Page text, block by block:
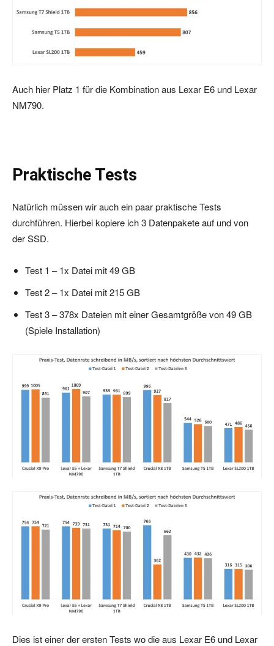
Auch hier Platz 1 für die Kombination aus Lexar E6 und Lexar
NM790.
Praktische Tests
Natürlich müssen wir auch ein paar praktische Tests
durchführen. Hierbei kopiere ich 3 Datenpakete auf und von
der SSD.
Test 1 – 1x Datei mit 49 GB
Test 2 – 1x Datei mit 215 GB
Test 3 – 378x Dateien mit einer Gesamtgröße von 49 GB
(Spiele Installation)
Dies ist einer der ersten Tests wo die aus Lexar E6 und Lexar